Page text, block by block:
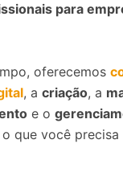
para
oferecemos
, a criação, a
e o
que você precisa